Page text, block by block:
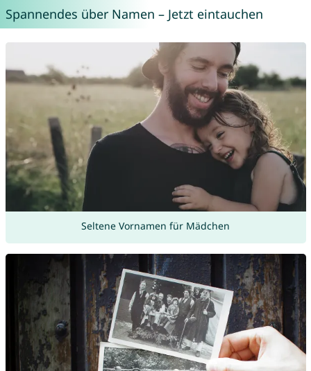
Spannendes über Namen – Jetzt eintauchen
Seltene Vornamen für Mädchen